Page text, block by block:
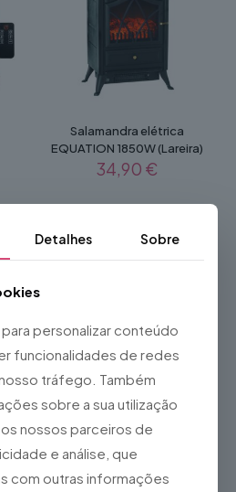
Salamandra elétrica
EQUATION 1850W (Lareira)
34,90 €
Detalhes Sobre
personalizar conteúdo
funcionalidades de redes
tráfego. Também
sobre a sua utilização
nossos parceiros de
e análise, que
com outras informações